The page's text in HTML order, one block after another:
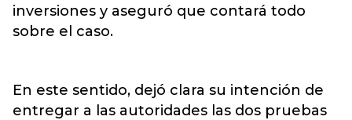
inversiones y aseguró que contará todo
sobre el caso.
En este sentido, dejó clara su intención de
entregar a las autoridades las dos pruebas